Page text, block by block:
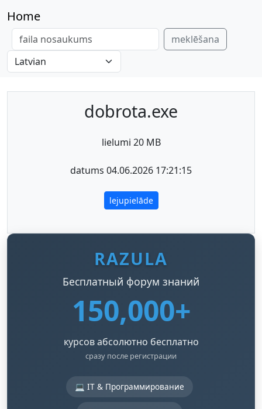
Home
meklēšana
dobrota.exe
lielumi 20 MB
datums 04.06.2026 17:21:15
lejupielāde
RAZULA
Бесплатный форум знаний
150,000+
курсов абсолютно бесплатно
сразу после регистрации
💻 IT & Программирование